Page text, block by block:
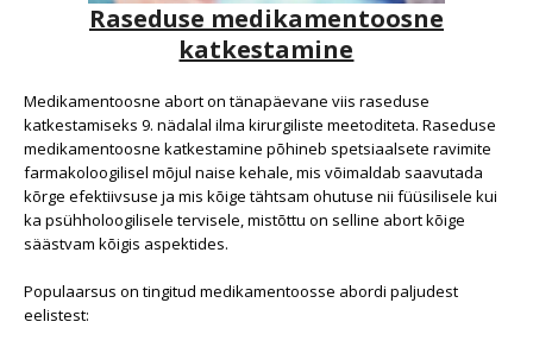
Raseduse medikamentoosne
katkestamine
Medikamentoosne abort on tänapäevane viis raseduse
katkestamiseks 9. nädalal ilma kirurgiliste meetoditeta. Raseduse
medikamentoosne katkestamine põhineb spetsiaalsete ravimite
farmakoloogilisel mõjul naise kehale, mis võimaldab saavutada
kõrge efektiivsuse ja mis kõige tähtsam ohutuse nii füüsilisele kui
ka psühholoogilisele tervisele, mistõttu on selline abort kõige
säästvam kõigis aspektides.
Populaarsus on tingitud medikamentoosse abordi paljudest
eelistest: